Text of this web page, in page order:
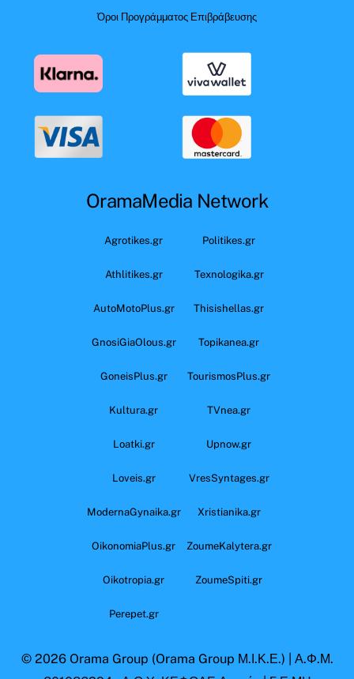
Όροι Προγράμματος Επιβράβευσης
OramaMedia Network
Agrotikes.gr Politikes.gr
Athlitikes.gr Texnologika.gr
AutoMotoPlus.gr Thisishellas.gr
GnosiGiaOlous.gr Topikanea.gr
GoneisPlus.gr TourismosPlus.gr
Kultura.gr TVnea.gr
Loatki.gr Upnow.gr
Loveis.gr VresSyntages.gr
ModernaGynaika.gr Xristianika.gr
OikonomiaPlus.gr ZoumeKalytera.gr
Oikotropia.gr ZoumeSpiti.gr
Perepet.gr
© 2026 Orama Group (Orama Group Μ.Ι.Κ.Ε.) | Α.Φ.Μ.